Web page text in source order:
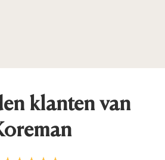
klanten van